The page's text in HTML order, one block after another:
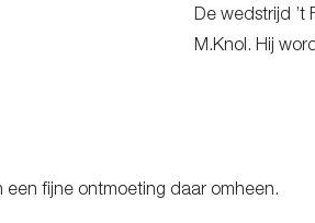
De wedstrijd ’t
M.Knol. Hij
fijne ontmoeting daar omheen.